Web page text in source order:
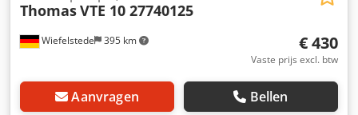
Wiefelstede 395 km
ThomasVTE 10 27740125
€ 430
Vaste prijs excl. btw
Aanvragen Bellen